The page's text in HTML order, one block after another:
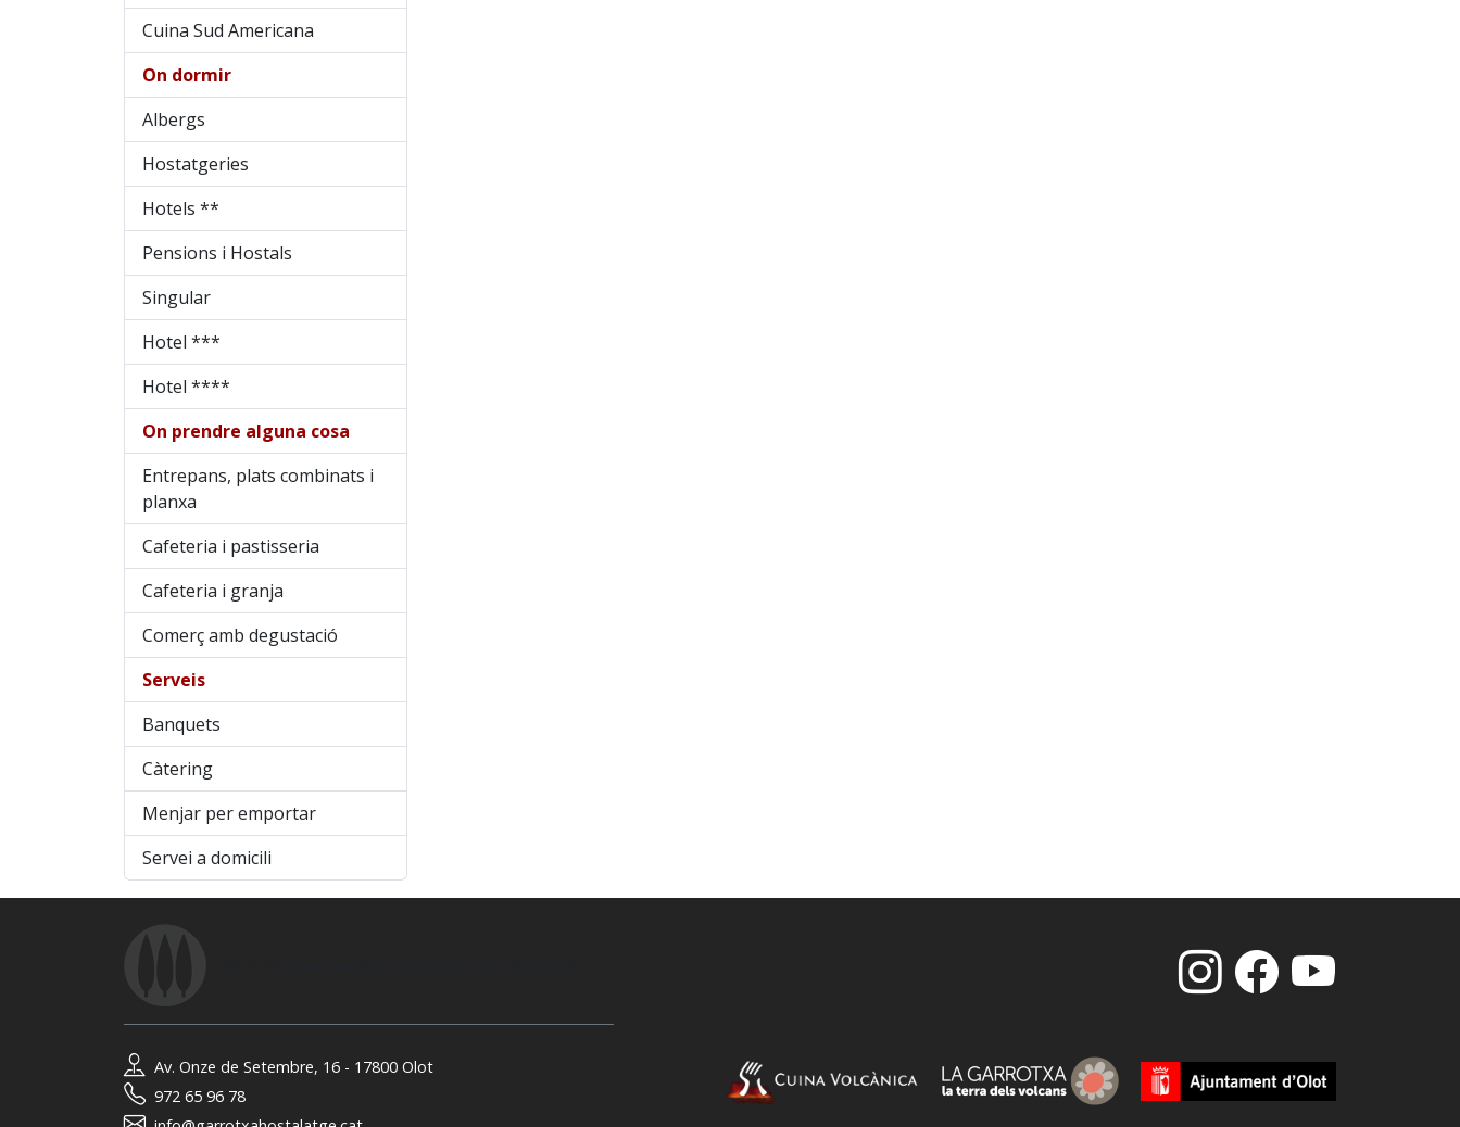
Cuina Sud Americana
On dormir
Albergs
Hostatgeries
Hotels **
Pensions i Hostals
Singular
Hotel ***
Hotel ****
On prendre alguna cosa
Entrepans, plats combinats i
planxa
Cafeteria i pastisseria
Cafeteria i granja
Comerç amb degustació
Serveis
Banquets
Càtering
Menjar per emportar
Servei a domicili
Av. Onze de Setembre, 16 - 17800 Olot
972 65 96 78